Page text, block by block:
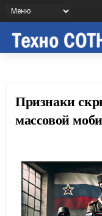
Признаки
массовой